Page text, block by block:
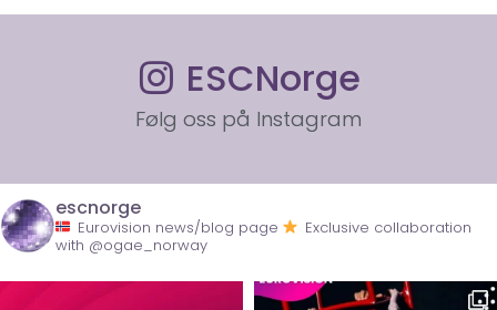
ESCNorge
Følg oss på Instagram
escnorge
Eurovision news/blog page
Exclusive collaboration
with @ogae_norway